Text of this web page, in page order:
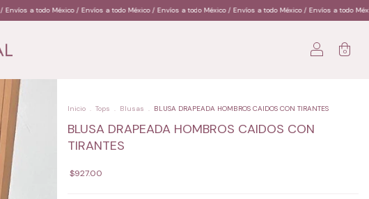
todo México / Envíos a todo México / Envíos a todo México / Envíos a todo México / Envíos a todo México /
0
Inicio . Tops . Blusas . BLUSA DRAPEADA HOMBROS CAIDOS CON TIRANTES
BLUSA DRAPEADA HOMBROS CAIDOS CON
TIRANTES
$927.00